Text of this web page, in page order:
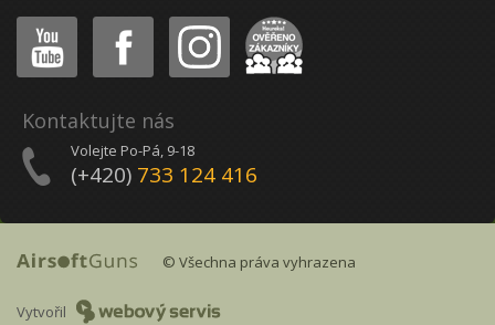
Youtube Facebook Instagram Heureka
Kontaktujte nás
Volejte Po-Pá, 9-18
(+420) 733 124 416
© Všechna práva vyhrazena
Vytvořil